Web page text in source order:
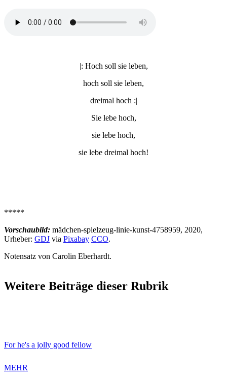
|: Hoch soll sie leben,
hoch soll sie leben,
dreimal hoch :|
Sie lebe hoch,
sie lebe hoch,
sie lebe dreimal hoch!
*****
Vorschaubild: mädchen-spielzeug-linie-kunst-4758959, 2020,
Urheber: GDJ via Pixabay CCO.
Notensatz von Carolin Eberhardt.
Weitere Beiträge dieser Rubrik
For he's a jolly good fellow
MEHR